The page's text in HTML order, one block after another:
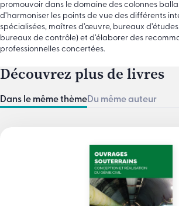
promouvoir dans le domaine des colonnes
d’harmoniser les points de vue des différents
spécialisées, maîtres d’œuvre, bureaux
bureaux de contrôle) et d’élaborer des
professionnelles concertées.
Découvrez plus de livres
Dans le même thèmeDu même auteur